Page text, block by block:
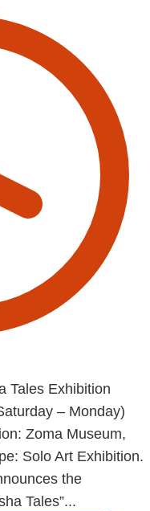
Tales Exhibition
– Monday)
Zoma Museum,
Solo Art Exhibition.
the
Tales”...